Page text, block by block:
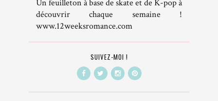
Un feuilleton à base de skate et de K-pop à
découvrir chaque semaine !
www.12weeksromance.com
SUIVEZ-MOI !